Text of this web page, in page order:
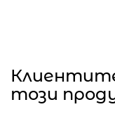
този